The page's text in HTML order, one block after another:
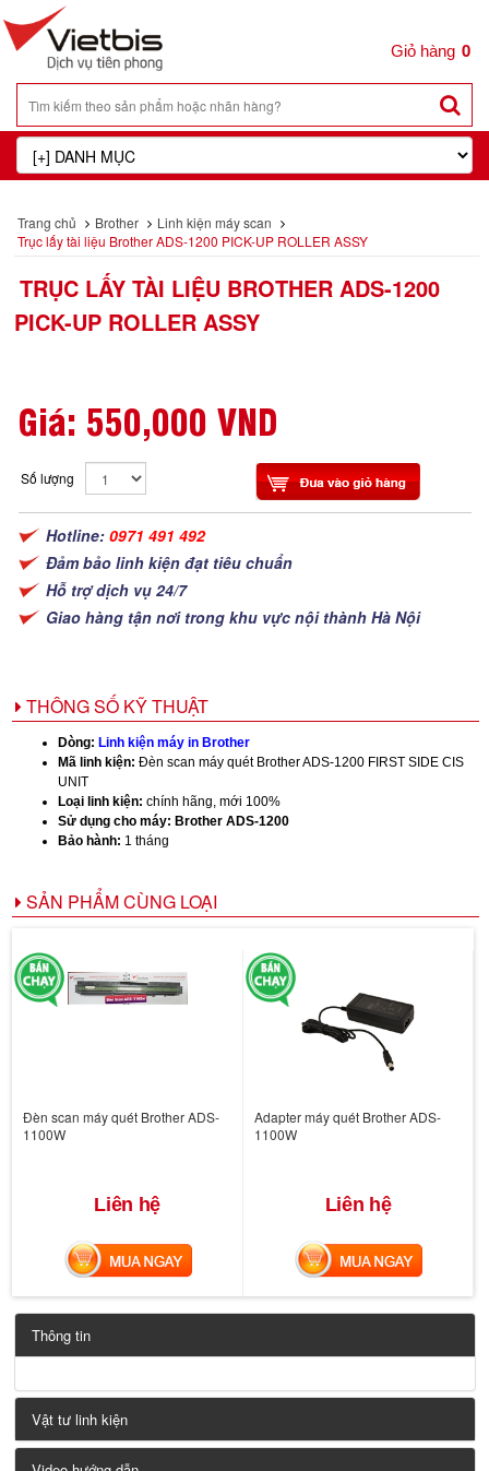
0
Trang chủ Brother
Linh kiện máy scan
Trục lấy tài liệu Brother ADS-1200 PICK-UP ROLLER ASSY
TRỤC LẤY TÀI LIỆU BROTHER ADS-1200
PICK-UP ROLLER ASSY
Giá: 550,000 VND
Số lượng
Hotline: 0971 491 492
Đảm bảo linh kiện đạt tiêu chuẩn
Hỗ trợ dịch vụ 24/7
Giao hàng tận nơi trong khu vực nội thành Hà Nội
THÔNG SỐ KỸ THUẬT
Dòng: Linh kiện máy in Brother
Mã linh kiện: Đèn scan máy quét Brother ADS-1200 FIRST SIDE CIS
UNIT
Loại linh kiện: chính hãng, mới 100%
Sử dụng cho máy: Brother ADS-1200
Bảo hành: 1 tháng
SẢN PHẨM CÙNG LOẠI
Đèn scan máy quét Brother ADS-
1100W
Liên hệ
MUA NGAY
Adapter máy quét Brother ADS-
1100W
Liên hệ
MUA NGAY
Thông tin
Vật tư linh kiện